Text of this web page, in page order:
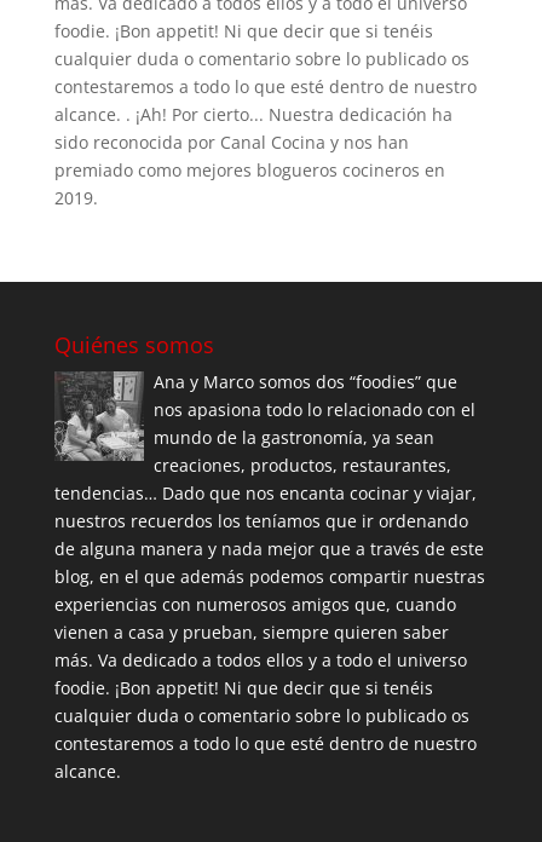
foodie. ¡Bon appetit! Ni que decir que si tenéis
cualquier duda o comentario sobre lo publicado os
contestaremos a todo lo que esté dentro de nuestro
alcance. . ¡Ah! Por cierto... Nuestra dedicación ha
sido reconocida por Canal Cocina y nos han
premiado como mejores blogueros cocineros en
2019.
Quiénes somos
Ana y Marco somos dos “foodies” que
nos apasiona todo lo relacionado con el
mundo de la gastronomía, ya sean
creaciones, productos, restaurantes,
tendencias… Dado que nos encanta cocinar y viajar,
nuestros recuerdos los teníamos que ir ordenando
de alguna manera y nada mejor que a través de este
blog, en el que además podemos compartir nuestras
experiencias con numerosos amigos que, cuando
vienen a casa y prueban, siempre quieren saber
más. Va dedicado a todos ellos y a todo el universo
foodie. ¡Bon appetit! Ni que decir que si tenéis
cualquier duda o comentario sobre lo publicado os
contestaremos a todo lo que esté dentro de nuestro
alcance.